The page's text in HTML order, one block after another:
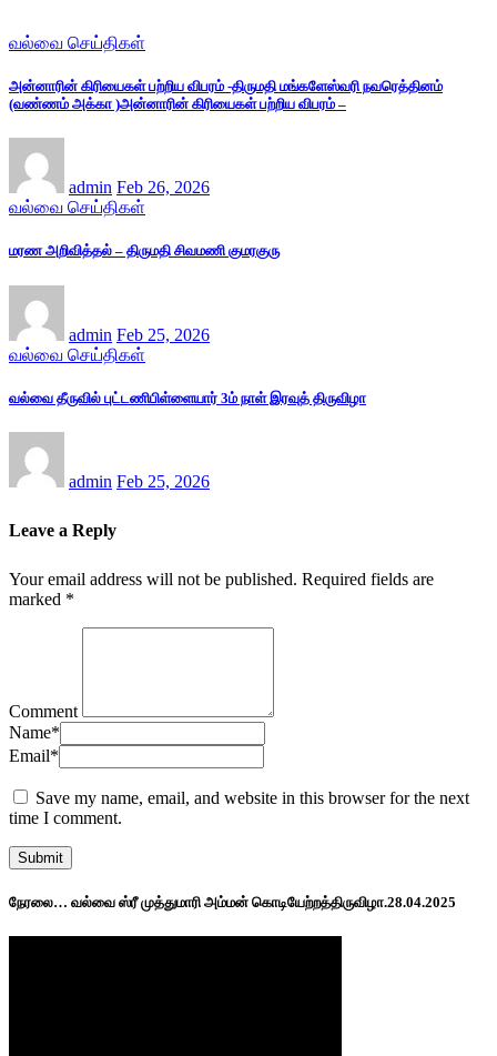
வல்வை செய்திகள்
அன்னாரின் கிரியைகள் பற்றிய விபரம் -திருமதி மங்களேஸ்வரி நவரெத்தினம்
(வண்ணம் அக்கா )அன்னாரின் கிரியைகள் பற்றிய விபரம் –
admin Feb 26, 2026
வல்வை செய்திகள்
மரண அறிவித்தல் – திருமதி சிவமணி குமரகுரு
admin Feb 25, 2026
வல்வை செய்திகள்
வல்வை தீருவில் புட்டணிபிள்ளையார் 3ம் நாள் இரவுத் திருவிழா
admin Feb 25, 2026
Leave a Reply
Your email address will not be published. Required fields are
marked *
Comment
Name*
Email*
Save my name, email, and website in this browser for the next
time I comment.
நேரலை… வல்வை ஸ்ரீ முத்துமாரி அம்மன் கொடியேற்றத்திருவிழா.28.04.2025